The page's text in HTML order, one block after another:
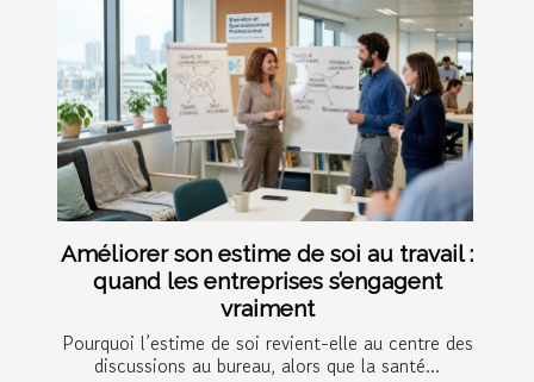
Améliorer son estime de soi au travail :
quand les entreprises s’engagent
vraiment
Pourquoi l’estime de soi revient-elle au centre des
discussions au bureau, alors que la santé...